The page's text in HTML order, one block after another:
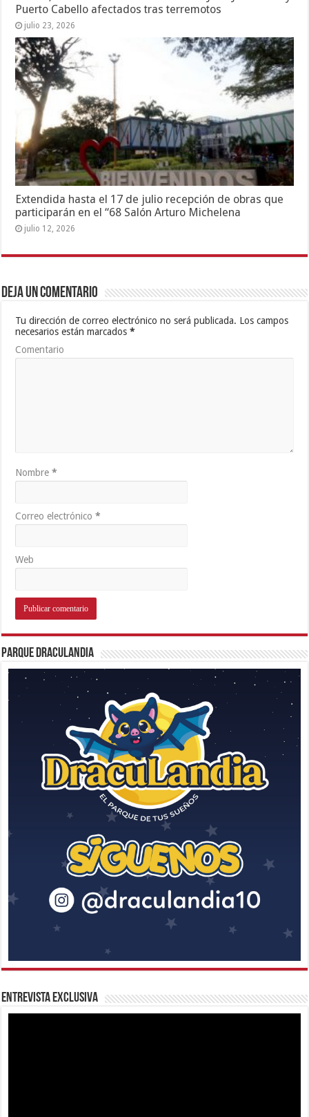
Puerto Cabello afectados tras terremotos
julio 23, 2026
Extendida hasta el 17 de julio recepción de obras que
participarán en el “68 Salón Arturo Michelena
julio 12, 2026
Deja un comentario
Tu dirección de correo electrónico no será publicada. Los campos
necesarios están marcados*
Comentario
Nombre*
Correo electrónico*
Web
Parque Draculandia
Entrevista Exclusiva